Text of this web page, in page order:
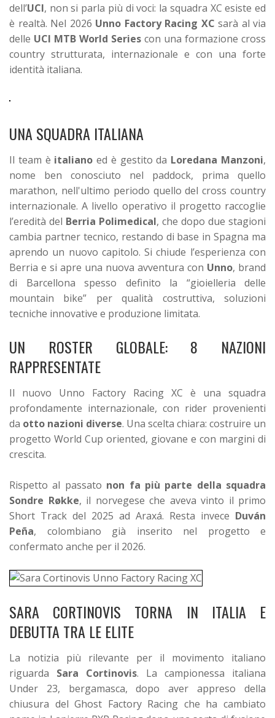
dell’UCI, non si parla più di voci: la squadra XC esiste ed
è realtà. Nel 2026 Unno Factory Racing XC sarà al via
delle UCI MTB World Series con una formazione cross
country strutturata, internazionale e con una forte
identità italiana.
UNA SQUADRA ITALIANA
Il team è italiano ed è gestito da Loredana Manzoni,
nome ben conosciuto nel paddock, prima quello
marathon, nell'ultimo periodo quello del cross country
internazionale. A livello operativo il progetto raccoglie
l’eredità del Berria Polimedical, che dopo due stagioni
cambia partner tecnico, restando di base in Spagna ma
aprendo un nuovo capitolo.Si chiude l’esperienza con
Berria e si apre una nuova avventura con Unno, brand
di Barcellona spesso definito la “gioielleria delle
mountain bike” per qualità costruttiva, soluzioni
tecniche innovative e produzione limitata.
UN ROSTER GLOBALE: 8 NAZIONI
RAPPRESENTATE
Il nuovo Unno Factory Racing XC è una squadra
profondamente internazionale, con rider provenienti
da otto nazioni diverse. Una scelta chiara: costruire un
progetto World Cup oriented, giovane e con margini di
crescita.
Rispetto al passato non fa più parte della squadra
Sondre Røkke, il norvegese che aveva vinto il primo
Short Track del 2025 ad Araxá. Resta invece Duván
Peña, colombiano già inserito nel progetto e
confermato anche per il 2026.
SARA CORTINOVIS TORNA IN ITALIA E
DEBUTTA TRA LE ELITE
La notizia più rilevante per il movimento italiano
riguarda Sara Cortinovis. La campionessa italiana
Under 23, bergamasca, dopo aver appreso della
chiusura del Ghost Factory Racing che ha cambiato